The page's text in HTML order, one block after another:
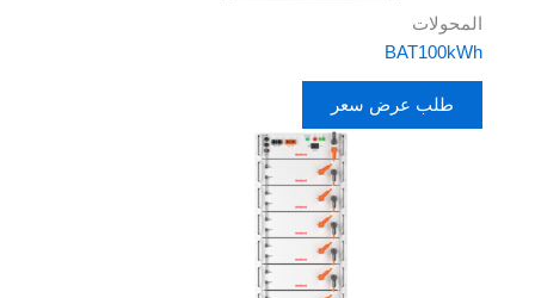
المحولات
BAT100kWh
طلب عرض سعر